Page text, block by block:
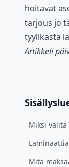
hoitavat
tarjous jo
tyylikästä
Artikkeli
Miksi
Mitä